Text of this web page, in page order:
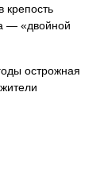
крепость
— «двойной
острожная